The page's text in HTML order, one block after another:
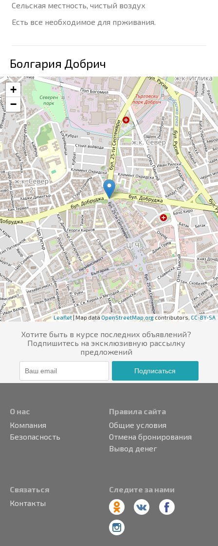
Сельская местность, чистый воздух
Есть все необходимое для прживания.
Болгария Добрич
+
−
Leaflet| Map data OpenStreetMap.org contributors, CC-BY-SA
Хотите быть в курсе последних объявлений?
Подпишитесь на эксклюзивную рассылку
предложений
Подписаться
О нас
Компания
Безопасность
Правила сайта
Общие условия
Отмена бронирования
Вывод денег
Связаться
Контакты
Следите за нами